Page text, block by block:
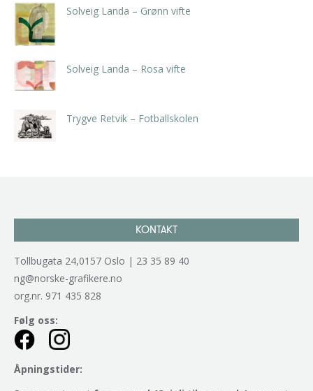
Solveig Landa – Grønn vifte
Solveig Landa – Rosa vifte
Trygve Retvik – Fotballskolen
KONTAKT
Tollbugata 24,0157 Oslo | 23 35 89 40
ng@norske-grafikere.no
org.nr. 971 435 828
Følg oss:
Åpningstider: